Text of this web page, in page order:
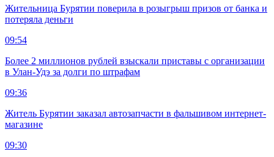
Жительница Бурятии поверила в розыгрыш призов от банка и
потеряла деньги
09:54
Более 2 миллионов рублей взыскали приставы с организации
в Улан-Удэ за долги по штрафам
09:36
Житель Бурятии заказал автозапчасти в фальшивом интернет-
магазине
09:30